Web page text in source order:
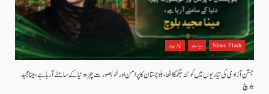
News Flash سیاست نیوز بیٹ
جشن آزادی کی تیاریوں میں کوئٹہ جگمگا اٹھا، بلوچستان کا پرامن اور خوبصورت چہرہ دنیا کے سامنے آ رہا ہے، مینا مجید
بلوچ